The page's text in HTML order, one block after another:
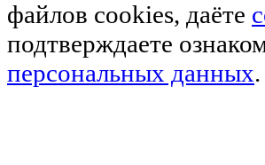
файлов cookies, даёте
подтверждаете
персональных данных.